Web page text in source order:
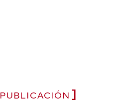
PUBLICACIÓN